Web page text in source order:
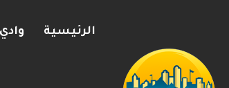
الرئيسية